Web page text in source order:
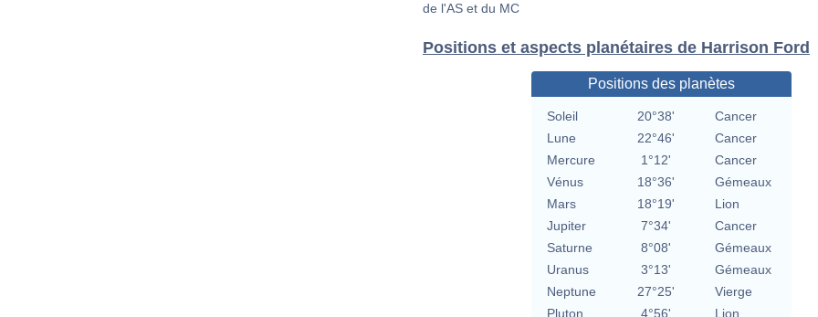
de l'AS et du MC
Positions et aspects planétaires de Harrison Ford
Positions des planètes
Soleil 20°38'
Cancer
Lune
22°46'
Cancer
Mercure
1°12'
Cancer
Vénus
18°36'
Gémeaux
Mars
18°19'
Lion
Jupiter
7°34'
Cancer
Saturne
8°08'
Gémeaux
Uranus
3°13'
Gémeaux
Neptune
27°25'
Vierge
Pluton
4°56' Lion